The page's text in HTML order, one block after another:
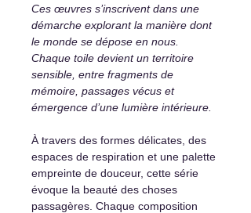
Ces œuvres s’inscrivent dans une
démarche explorant la manière dont
le monde se dépose en nous.
Chaque toile devient un territoire
sensible, entre fragments de
mémoire, passages vécus et
émergence d’une lumière intérieure.
À travers des formes délicates, des
espaces de respiration et une palette
empreinte de douceur, cette série
évoque la beauté des choses
passagères. Chaque composition